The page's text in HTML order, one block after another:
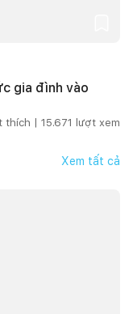
gia đình vào
thích | 15.671 lượt xem
Xem tất cả